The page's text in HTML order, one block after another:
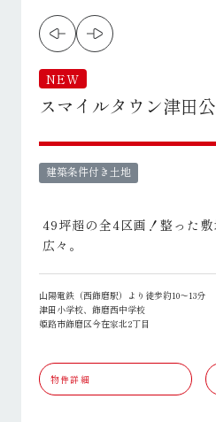
NEW
スマイルタウン津田
建築条件付き土地
49坪超の全4区画！整った
広々。
山陽電鉄（西飾磨駅）より徒歩約10～13分
津田小学校、飾磨西中学校
姫路市飾磨区今在家北2丁目
物件詳細